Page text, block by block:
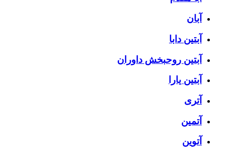
آبان
آبتین دابا
آبتین روحبخش داوران
آبتین یارا
آتری
آتمین
آتوین